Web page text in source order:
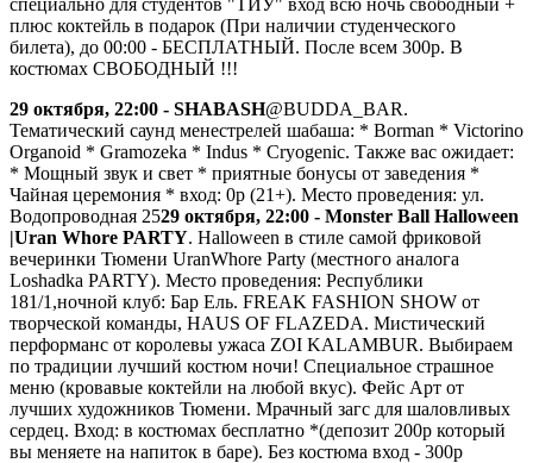
специально для студентов "ТИУ" вход всю ночь свободный +
плюс коктейль в подарок (При наличии студенческого
билета), до 00:00 - БЕСПЛАТНЫЙ. После всем 300р. В
костюмах СВОБОДНЫЙ !!!
29 октября, 22:00 - SHABASH@BUDDA_BAR.
Тематический саунд менестрелей шабаша: * Borman * Victorino
Organoid * Gramozeka * Indus * Cryogenic. Также вас ожидает:
* Мощный звук и свет * приятные бонусы от заведения *
Чайная церемония * вход: 0р (21+). Место проведения: ул.
Водопроводная 2529 октября, 22:00 - Monster Ball Halloween
|Uran Whore PARTY. Halloween в стиле самой фриковой
вечеринки Тюмени UranWhore Party (местного аналога
Loshadka PARTY). Место проведения: Республики
181/1,ночной клуб: Бар Ель. FREAK FASHION SHOW от
творческой команды, HAUS OF FLAZEDA. Мистический
перформанс от королевы ужаса ZOI KALAMBUR. Выбираем
по традиции лучший костюм ночи! Специальное страшное
меню (кровавые коктейли на любой вкус). Фейс Арт от
лучших художников Тюмени. Мрачный загс для шаловливых
сердец. Вход: в костюмах бесплатно *(депозит 200р который
вы меняете на напиток в баре). Без костюма вход - 300р